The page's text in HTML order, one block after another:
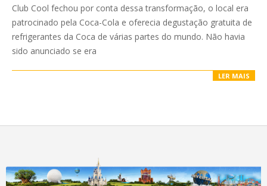
Club Cool fechou por conta dessa transformação, o local era
patrocinado pela Coca-Cola e oferecia degustação gratuita de
refrigerantes da Coca de várias partes do mundo. Não havia
sido anunciado se era
LER MAIS